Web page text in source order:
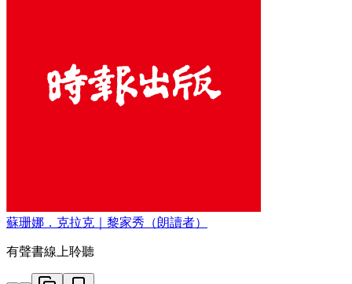
蘇珊娜．克拉克｜黎家秀（朗讀者）
有聲書線上聆聽